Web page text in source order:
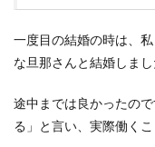
一度目の結婚の時は、
な旦那さんと結婚しまし
途中までは良かったの
る」と言い、実際働くこ